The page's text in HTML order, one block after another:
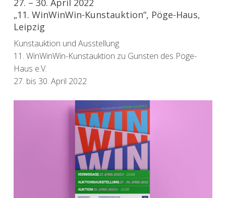
„11. WinWinWin-Kunstauktion“, Pöge-Haus,
Leipzig
Kunstauktion und Ausstellung
11. WinWinWin-Kunstauktion zu Gunsten des Pöge-
Haus e.V.
27. bis 30. April 2022